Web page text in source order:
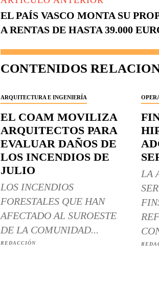
EL PAÍS VASCO MONTA SU
A RENTAS DE HASTA 39.000
CONTENIDOS
ARQUITECTURA E INGENIERÍA
EL COAM MOVILIZA
ARQUITECTOS PARA
EVALUAR DAÑOS DE
LOS INCENDIOS DE
JULIO
LOS INCENDIOS
FORESTALES QUE HAN
AFECTADO AL SUROESTE
DE LA COMUNIDAD...
REDACCIÓN
LA